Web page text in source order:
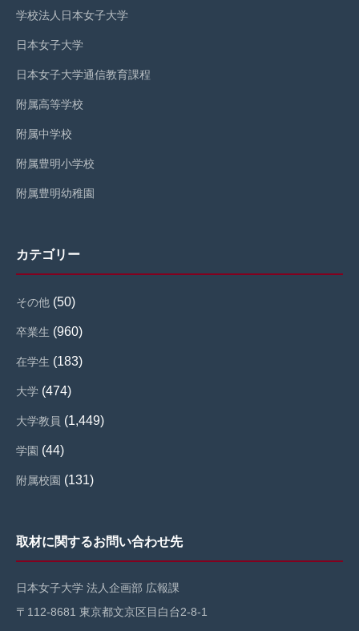
学校法人日本女子大学
日本女子大学
日本女子大学通信教育課程
附属高等学校
附属中学校
附属豊明小学校
附属豊明幼稚園
カテゴリー
その他 (50)
卒業生 (960)
在学生 (183)
大学 (474)
大学教員 (1,449)
学園 (44)
附属校園 (131)
取材に関するお問い合わせ先
日本女子大学 法人企画部 広報課
〒112-8681 東京都文京区目白台2-8-1